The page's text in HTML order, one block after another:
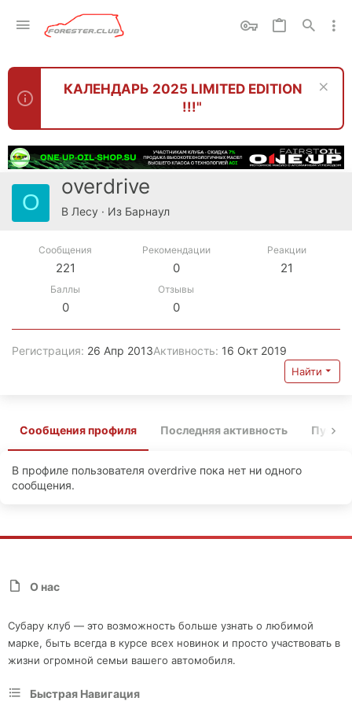
КАЛЕНДАРЬ 2025 LIMITED EDITION
!!!"
O
overdrive
В Лесу · Из Барнаул
Сообщения
221
Рекомендации
0
Реакции
21
Баллы
0
Отзывы
0
Регистрация 26 Апр 2013Активность 16 Окт 2019
Найти
Сообщения профиля Последняя активность
В профиле пользователя overdrive пока нет ни одного
сообщения.
О нас
Субару клуб — это возможность больше узнать о любимой
марке, быть всегда в курсе всех новинок и просто участвовать в
жизни огромной семьи вашего автомобиля.
Быстрая Навигация